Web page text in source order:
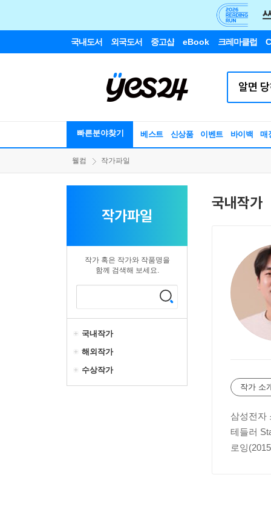
국내도서 외국도서 중고샵 eBook 크레마클럽
빠른분야찾기 베스트 신상품 이벤트 바이백 매
웰컴 작가파일
작가파일
작가 혹은 작가와 작품명을
함께 검색해 보세요.
국내작가
해외작가
수상작가
국내작가
작가 소
삼성전자
테들러
로잉